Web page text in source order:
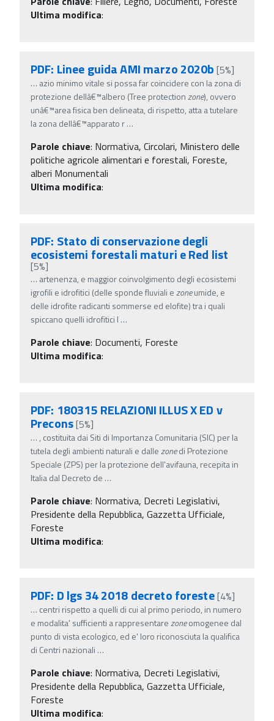
Ultima modifica:
PDF: Linee guida AMI marzo 2020b [5%]
… azio minimo vitale si possa far coincidere con la zona di
protezione dellâ€™albero (Tree protectionzone), ovvero
unâ€™area fisica ben delineata, di rispetto, atta a tutelare
la zona dellâ€™apparato r…
Parole chiave: Normativa, Circolari, Ministero delle
politiche agricole alimentari e forestali, Foreste,
alberi Monumentali
Ultima modifica:
PDF: Stato di conservazione degli
ecosistemi forestali maturi e Red list
[5%]
… artenenza, e maggior coinvolgimento degli ecosistemi
igrofili e idrofitici (delle sponde fluviali ezoneumide, e
delle idrofite radicanti sommerse ed elofite) tra i quali
spiccano quelli idrofitici l …
Parole chiave: Documenti, Foreste
Ultima modifica:
PDF: 180315 RELAZIONI ILLUS X ED v
Precons[5%]
… , costituita dai Siti di Importanza Comunitaria (SIC) per la
tutela degli ambienti naturali e dallezonedi Protezione
Speciale (ZPS) per la protezione dell'avifauna, recepita in
Italia dal Decreto de …
Parole chiave: Normativa, Decreti Legislativi,
Presidente della Repubblica, Gazzetta Ufficiale,
Foreste
Ultima modifica:
PDF: D lgs 34 2018 decreto foreste[4%]
… centri rispetto a quelli di cui al primo periodo, in numero
e modalita' sufficienti a rappresentarezoneomogenee dal
punto di vista ecologico, ed e' loro riconosciuta la qualifica
di Centri nazionali …
Parole chiave: Normativa, Decreti Legislativi,
Presidente della Repubblica, Gazzetta Ufficiale,
Foreste
Ultima modifica: